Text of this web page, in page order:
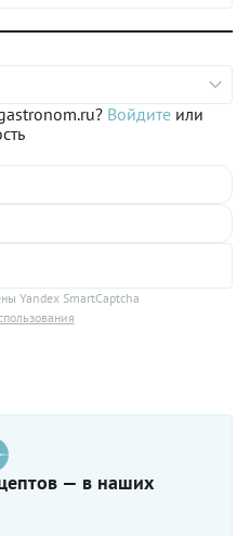
Войдите или
Yandex SmartCaptcha
— в наших